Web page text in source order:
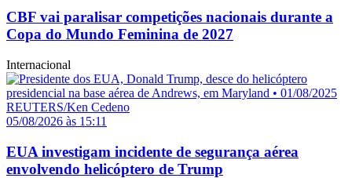
CBF vai paralisar competições nacionais durante a
Copa do Mundo Feminina de 2027
Internacional
05/08/2026 às 15:11
EUA investigam incidente de segurança aérea
envolvendo helicóptero de Trump